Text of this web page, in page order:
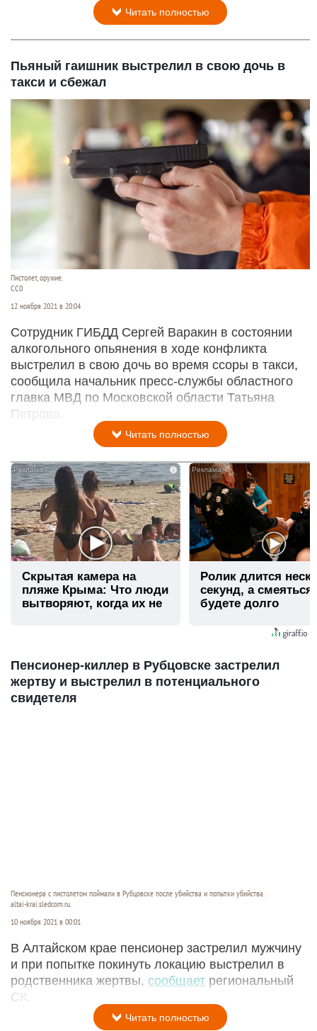
Читать полностью
Пьяный гаишник выстрелил в свою дочь в
такси и сбежал
Пистолет, оружие.
CC0
12 ноября 2021 в 20:04
Сотрудник ГИБДД Сергей Варакин в состоянии
алкогольного опьянения в ходе конфликта
выстрелил в свою дочь во время ссоры в такси,
сообщила начальник пресс-службы областного
главка МВД по Московской области Татьяна
Петрова.
Читать полностью
i
Скрытая камера на
пляже Крыма: Что люди
вытворяют, когда их не
Ролик длится
секунд, а
будете долго
Пенсионер-киллер в Рубцовске застрелил
жертву и выстрелил в потенциального
свидетеля
Пенсионера с пистолетом поймали в Рубцовске после убийства и попытки убийства.
altai-krai.sledcom.ru.
10 ноября 2021 в 00:01
В Алтайском крае пенсионер застрелил мужчину
и при попытке покинуть локацию выстрелил в
родственника жертвы, сообщает региональный
СК.
Читать полностью